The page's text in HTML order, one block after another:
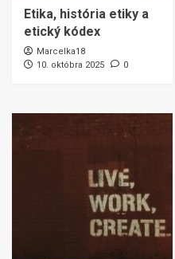
Etika, história etiky a
etický kódex
Marcelka18
10. októbra 2025
0